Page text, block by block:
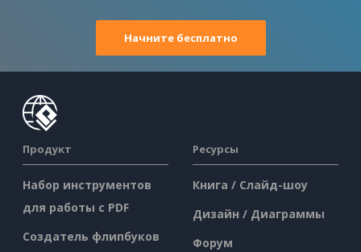
Начните бесплатно
Продукт
Набор инструментов
для работы с PDF
Создатель флипбуков
Ресурсы
Книга / Слайд-шоу
Дизайн / Диаграммы
Форум